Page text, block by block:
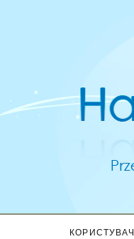
КОРИСТУВАЧ